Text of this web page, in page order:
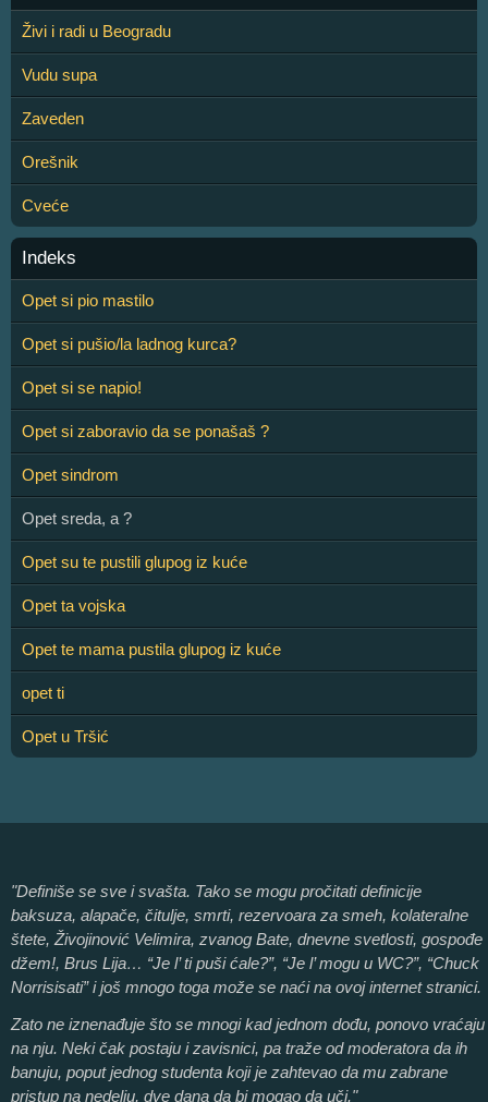
Živi i radi u Beogradu
Vudu supa
Zaveden
Orešnik
Cveće
Indeks
Opet si pio mastilo
Opet si pušio/la ladnog kurca?
Opet si se napio!
Opet si zaboravio da se ponašaš ?
Opet sindrom
Opet sreda, a ?
Opet su te pustili glupog iz kuće
Opet ta vojska
Opet te mama pustila glupog iz kuće
opet ti
Opet u Tršić
"Definiše se sve i svašta. Tako se mogu pročitati definicije
baksuza, alapače, čitulje, smrti, rezervoara za smeh, kolateralne
štete, Živojinović Velimira, zvanog Bate, dnevne svetlosti, gospođe
džem!, Brus Lija… “Je l’ ti puši ćale?”, “Je l’ mogu u WC?”, “Chuck
Norrisisati” i još mnogo toga može se naći na ovoj internet stranici.
Zato ne iznenađuje što se mnogi kad jednom dođu, ponovo vraćaju
na nju. Neki čak postaju i zavisnici, pa traže od moderatora da ih
banuju, poput jednog studenta koji je zahtevao da mu zabrane
pristup na nedelju, dve dana da bi mogao da uči."